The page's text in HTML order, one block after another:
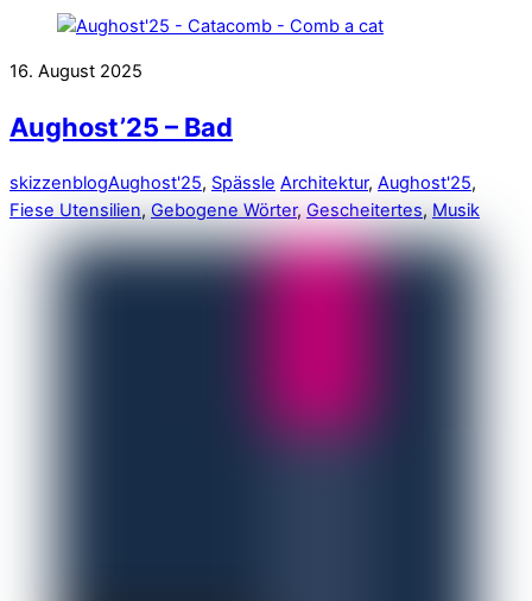
16. August 2025
Aughost’25 – Bad
skizzenblogAughost'25, Spässle Architektur, Aughost'25,
Fiese Utensilien, Gebogene Wörter, Gescheitertes, Musik